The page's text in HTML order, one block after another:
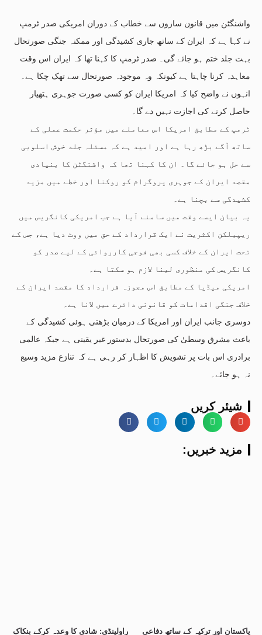
واشنگٹن میں قانون سازوں سے خطاب کے دوران امریکی صدر ٹرمپ
نے کہا ہے کہ ایران کے ساتھ جاری کشیدگی اور ممکنہ جنگی صورتحال
بہت جلد ختم ہو جائے گی۔ صدر ٹرمپ کا کہنا تھا کہ ایران اس وقت
معاہدہ کرنا چاہتا ہے کیونکہ وہ موجودہ صورتحال سے تھک چکا ہے۔
انہوں نے واضح کیا کہ امریکا ایران کو کسی صورت جوہری ہتھیار
حاصل کرنے کی اجازت نہیں دے گا۔
ٹرمپ کے مطابق امریکا اس معاملے میں مؤثر حکمت عملی کے
ساتھ آگے بڑھ رہا ہے اور امید ہے کہ مسئلہ جلد خوش اسلوبی
سے حل ہو جائے گا۔ ان کا کہنا تھا کہ واشنگٹن کا بنیادی
مقصد ایران کے جوہری پروگرام کو روکنا اور خطے میں مزید
کشیدگی سے بچنا ہے۔
یہ بیان ایسے وقت میں سامنے آیا ہے جب امریکی کانگریس میں
ریپبلکن اکثریت نے ایک قرارداد کے حق میں ووٹ دیا ہے، جس کے
تحت ایران کے خلاف کسی بھی فوجی کارروائی کے لیے صدر کو
کانگریس کی منظوری لینا لازم ہو سکتا ہے۔
امریکی میڈیا کے مطابق اس مجوزہ قرارداد کا مقصد ایران کے
خلاف جنگی اقدامات کو قانونی دائرے میں لانا ہے۔
دوسری جانب ایران اور امریکا کے درمیان بڑھتی ہوئی کشیدگی کے
باعث مشرق وسطیٰ کی صورتحال بدستور غیر یقینی ہے جبکہ عالمی
برادری اس بات پر تشویش کا اظہار کر رہی ہے کہ تنازع مزید وسیع
نہ ہو جائے۔
شیئر کریں
:مزید خبریں
راولپنڈی: شادی کا وعدہ کرکے بنکاک پاکستان اور ترکیہ کے ساتھ دفاعی